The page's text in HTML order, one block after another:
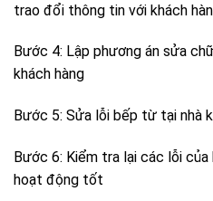
trao đổi thông tin với khách
Bước 4: Lập phương án sửa
khách hàng
Bước 5: Sửa lỗi bếp từ tại nhà
Bước 6: Kiểm tra lại các lỗi
hoạt động tốt